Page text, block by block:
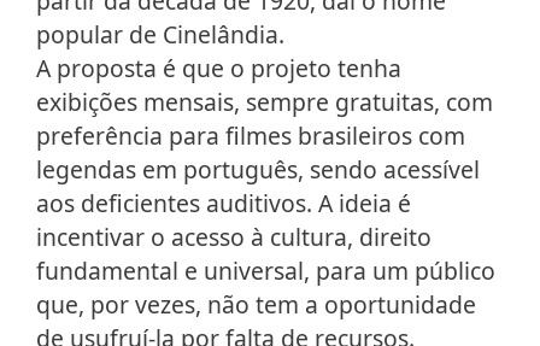
popular de Cinelândia.
A proposta é que o projeto tenha
exibições mensais, sempre gratuitas, com
preferência para filmes brasileiros com
legendas em português, sendo acessível
aos deficientes auditivos. A ideia é
incentivar o acesso à cultura, direito
fundamental e universal, para um público
que, por vezes, não tem a oportunidade
de usufruí-la por falta de recursos.